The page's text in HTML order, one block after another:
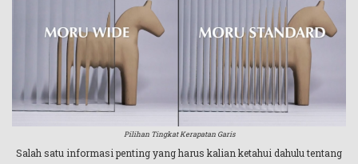
Pilihan Tingkat Kerapatan Garis
Salah satu informasi penting yang harus kalian ketahui dahulu tentang